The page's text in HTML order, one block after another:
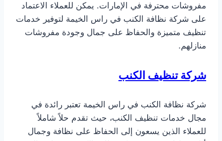
مفروشات محترفة في الإمارات. يمكن للعملاء الاعتماد
على شركة نظافة الكنب في راس الخيمة لتوفير خدمات
تنظيف متميزة والحفاظ على جمال وجودة مفروشات
منازلهم.
شركة تنظيف الكنب
شركة نظافة الكنب في راس الخيمة تعتبر رائدة في
مجال خدمات تنظيف الكنب، حيث تقدم حلاً شاملاً
للعملاء الذين يسعون إلى الحفاظ على نظافة وجمال